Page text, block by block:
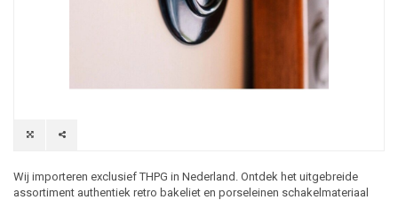
Wij importeren exclusief THPG in Nederland. Ontdek het uitgebreide
assortiment authentiek retro bakeliet en porseleinen schakelmateriaal